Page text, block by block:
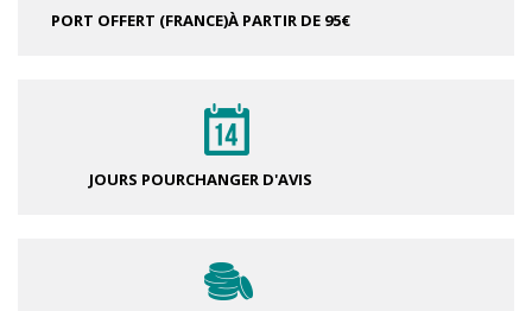
PORT OFFERT (FRANCE)À PARTIR DE 95€
JOURS POURCHANGER D'AVIS